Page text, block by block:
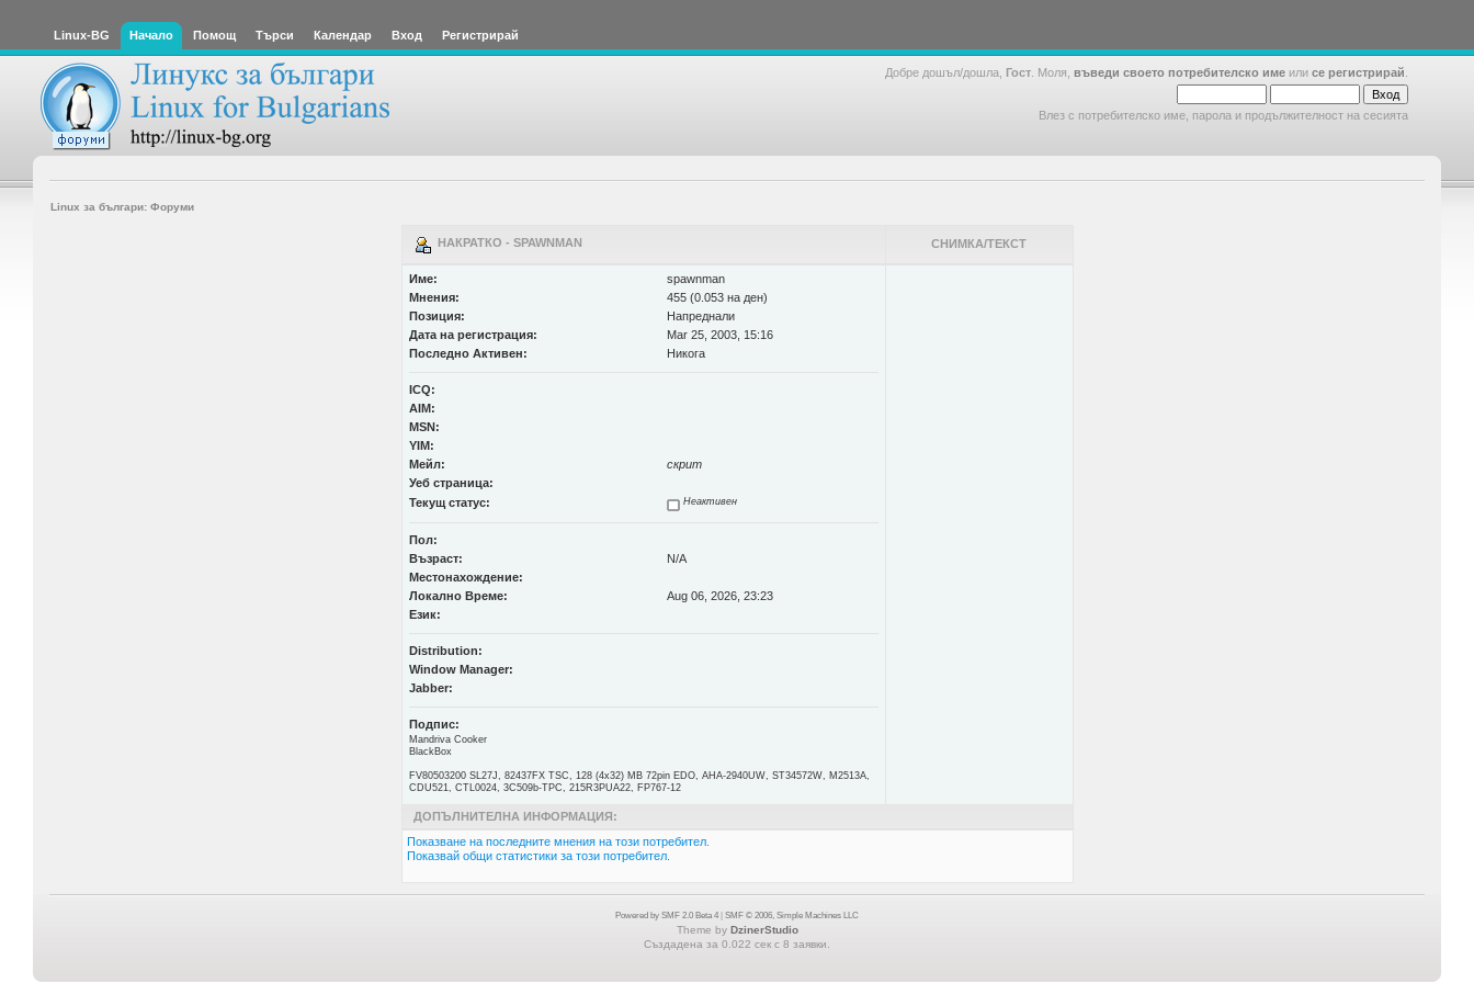
Linux-BG Начало Помощ Търси Календар Вход Регистрирай
Добре дошъл/дошла, Гост . Моля, въведи своето потребителско име или се регистрирай
Влез с потребителско име, парола и продължителност на сесията
Linux за българи: Форуми
НАКРАТКО - SPAWNMAN СНИМКА/ТЕКСТ
Име:
spawnman
Мнения:
455 (0.053 на ден)
Позиция:
Напреднали
Дата на регистрация:
Mar 25, 2003, 15:16
Последно Активен:
Никога
ICQ:
AIM:
MSN:
YIM:
Мейл:
скрит
Уеб страница:
Текущ статус:
Неактивен
Пол:
Възраст:
N/A
Местонахождение:
Локално Време:
Aug 06, 2026, 23:23
Език:
Distribution:
Window Manager:
Jabber:
Подпис:
Mandriva Cooker
BlackBox
FV80503200 SL27J, 82437FX TSC, 128 (4x32) MB 72pin EDO, AHA-2940UW, ST34572W, M2513A,
CDU521, CTL0024, 3C509b-TPC, 215R3PUA22, FP767-12
ДОПЪЛНИТЕЛНА ИНФОРМАЦИЯ:
Показване на последните мнения на този потребител.
Показвай общи статистики за този потребител.
Powered by SMF 2.0 Beta 4 SMF © 2006, Simple Machines LLC
Theme by DzinerStudio
Създадена за 0.022 сек с 8 заявки.